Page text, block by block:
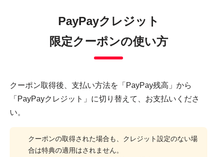
PayPayクレジット
限定クーポンの使い方
クーポン取得後、支払い方法を「PayPay残高」から
「PayPayクレジット」に切り替えて、お支払いくださ
い。
クーポンの取得された場合も、クレジット設定のない場
合は特典の適用はされません。